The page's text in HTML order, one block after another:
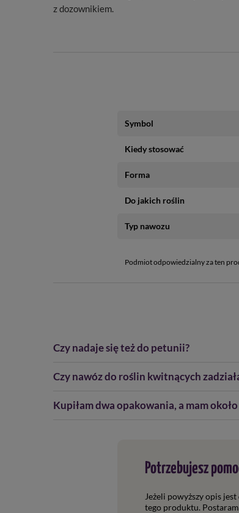
z dozownikiem.
Symbol
Kiedy stosować
Forma
Do jakich roślin
Typ nawozu
Podmiot odpowiedzialny za ten
Czy nadaje się też do petunii?
Czy nawóz do roślin kwitnących
Kupiłam dwa opakowania, a mam
Potrzebujesz
Jeżeli powyższy opis
tego produktu.